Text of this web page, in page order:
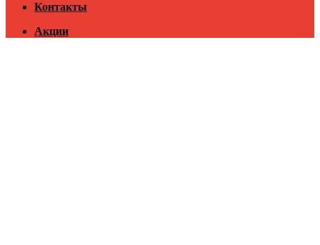
Контакты
Акции